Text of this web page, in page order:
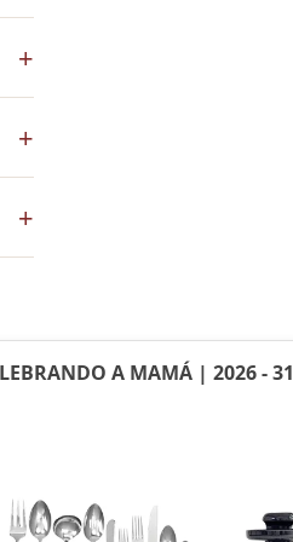
+
+
+
A MAMÁ | 2026 - 31